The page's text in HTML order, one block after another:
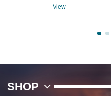
View
SHOP